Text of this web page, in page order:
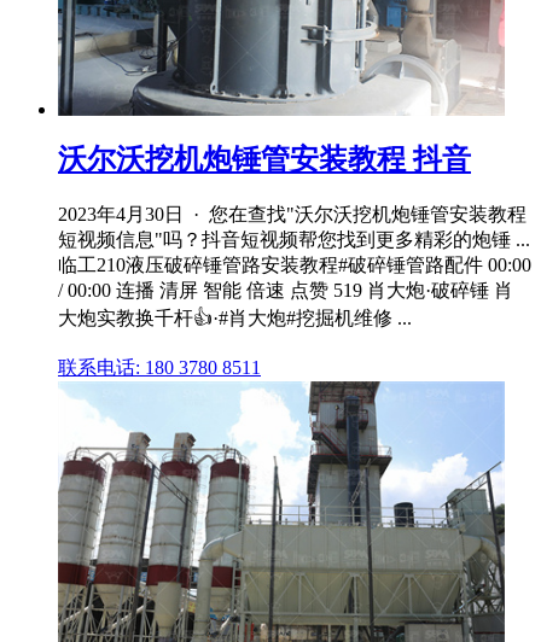
沃尔沃挖机炮锤管安装教程 抖音
2023年4月30日 · 您在查找"沃尔沃挖机炮锤管安装教程
短视频信息"吗？抖音短视频帮您找到更多精彩的炮锤 ...
临工210液压破碎锤管路安装教程#破碎锤管路配件 00:00
/ 00:00 连播 清屏 智能 倍速 点赞 519 肖大炮·破碎锤 肖
大炮实教换千杆👍·#肖大炮#挖掘机维修 ...
联系电话: 180 3780 8511